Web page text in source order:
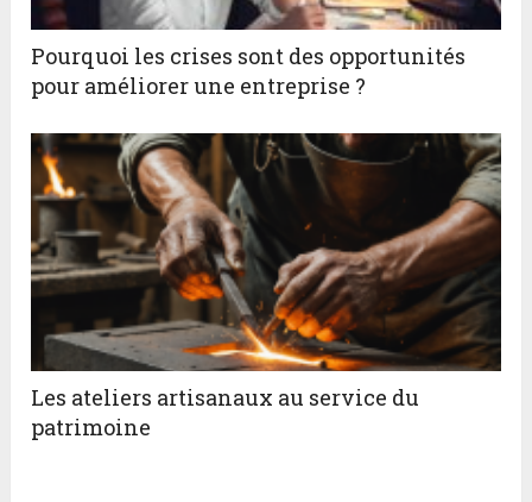
Pourquoi les crises sont des opportunités
pour améliorer une entreprise ?
Les ateliers artisanaux au service du
patrimoine